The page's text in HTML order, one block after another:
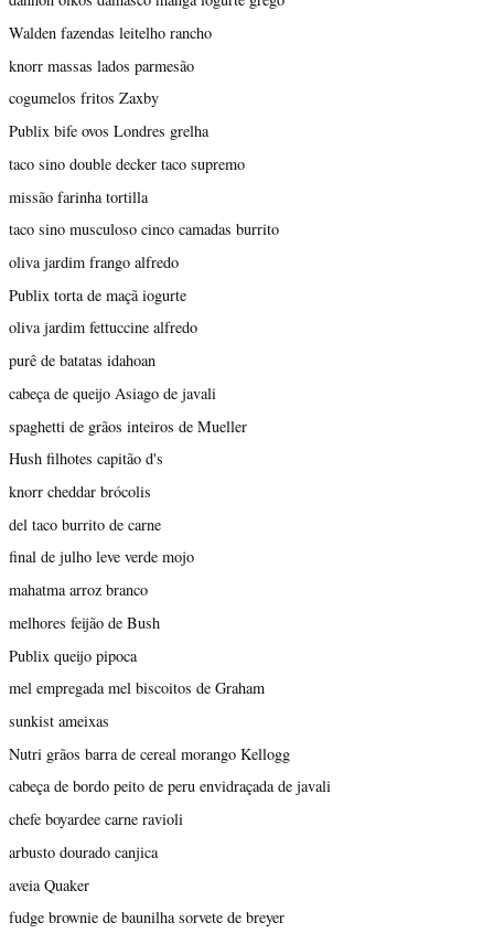
Walden fazendas leitelho rancho
knorr massas lados parmesão
cogumelos fritos Zaxby
Publix bife ovos Londres grelha
taco sino double decker taco supremo
missão farinha tortilla
taco sino musculoso cinco camadas burrito
oliva jardim frango alfredo
Publix torta de maçã iogurte
oliva jardim fettuccine alfredo
purê de batatas idahoan
cabeça de queijo Asiago de javali
spaghetti de grãos inteiros de Mueller
Hush filhotes capitão d's
knorr cheddar brócolis
del taco burrito de carne
final de julho leve verde mojo
mahatma arroz branco
melhores feijão de Bush
Publix queijo pipoca
mel empregada mel biscoitos de Graham
sunkist ameixas
Nutri grãos barra de cereal morango Kellogg
cabeça de bordo peito de peru envidraçada de javali
chefe boyardee carne ravioli
arbusto dourado canjica
aveia Quaker
fudge brownie de baunilha sorvete de breyer